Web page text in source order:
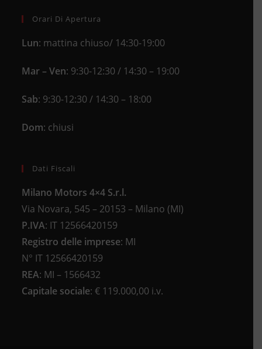
Orari Di Apertura
Lun: mattina chiuso/ 14:30-19:00
Mar – Ven: 9:30-12:30 / 14:30 – 19:00
Sab: 9:30-12:30 / 14:30 – 18:00
Dom: chiusi
Dati Fiscali
Milano Motors 4×4 S.r.l.
Via Novara, 545 – 20153 – Milano (MI)
P.IVA: IT 12566420159
Registro delle imprese: MI
N° IT 12566420159
REA: MI – 1566432
Capitale sociale: € 119.000,00 i.v.